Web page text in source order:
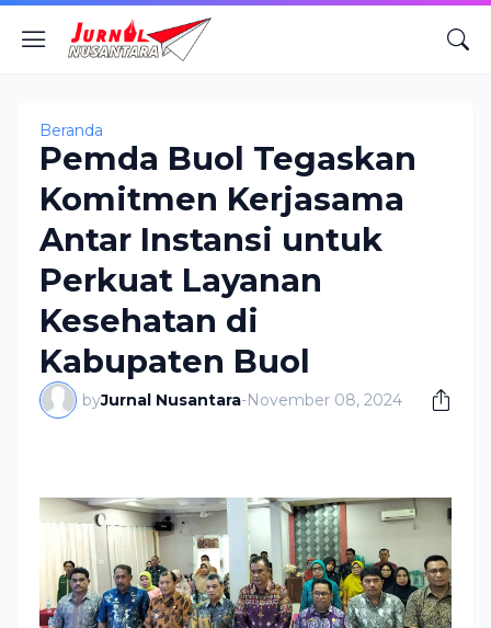
Beranda
Pemda Buol Tegaskan
Komitmen Kerjasama
Antar Instansi untuk
Perkuat Layanan
Kesehatan di
Kabupaten Buol
byJurnal Nusantara-November 08, 2024